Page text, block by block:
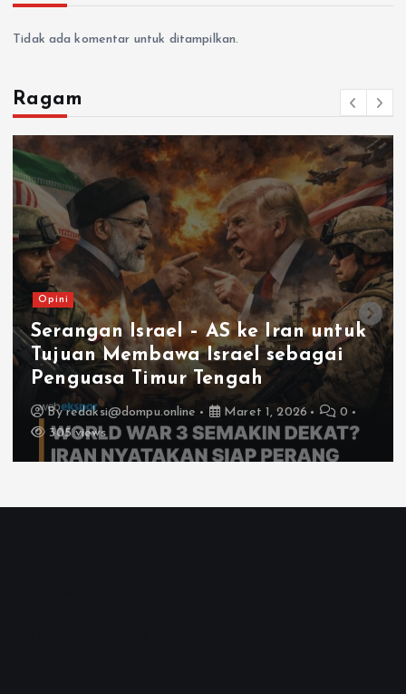
Tidak ada komentar untuk ditampilkan.
Ragam
Opini
Serangan Israel – AS ke Iran untuk
Tujuan Membawa Israel sebagai
Penguasa Timur Tengah
Byredaksi@dompu.online Maret 1, 2026
0
305 views